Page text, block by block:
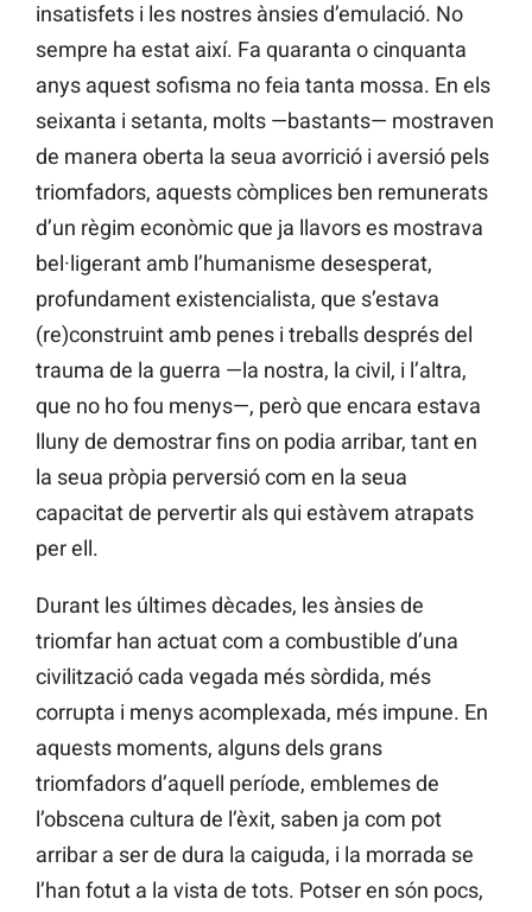
insatisfets i les nostres ànsies d’emulació. No
sempre ha estat així. Fa quaranta o cinquanta
anys aquest sofisma no feia tanta mossa. En els
seixanta i setanta, molts —bastants— mostraven
de manera oberta la seua avorrició i aversió pels
triomfadors, aquests còmplices ben remunerats
d’un règim econòmic que ja llavors es mostrava
bel·ligerant amb l’humanisme desesperat,
profundament existencialista, que s’estava
(re)construint amb penes i treballs després del
trauma de la guerra —la nostra, la civil, i l’altra,
que no ho fou menys—, però que encara estava
lluny de demostrar fins on podia arribar, tant en
la seua pròpia perversió com en la seua
capacitat de pervertir als qui estàvem atrapats
per ell.
Durant les últimes dècades, les ànsies de
triomfar han actuat com a combustible d’una
civilització cada vegada més sòrdida, més
corrupta i menys acomplexada, més impune. En
aquests moments, alguns dels grans
triomfadors d’aquell període, emblemes de
l’obscena cultura de l’èxit, saben ja com pot
arribar a ser de dura la caiguda, i la morrada se
l’han fotut a la vista de tots. Potser en són pocs,